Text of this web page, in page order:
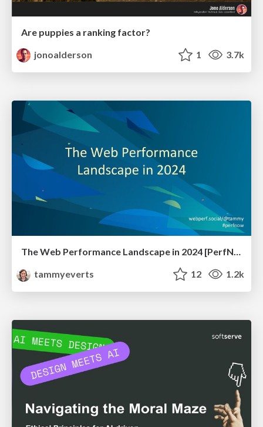
Are puppies a ranking factor?
jonoalderson
1 3.7k
tammyeverts
12 1.2k